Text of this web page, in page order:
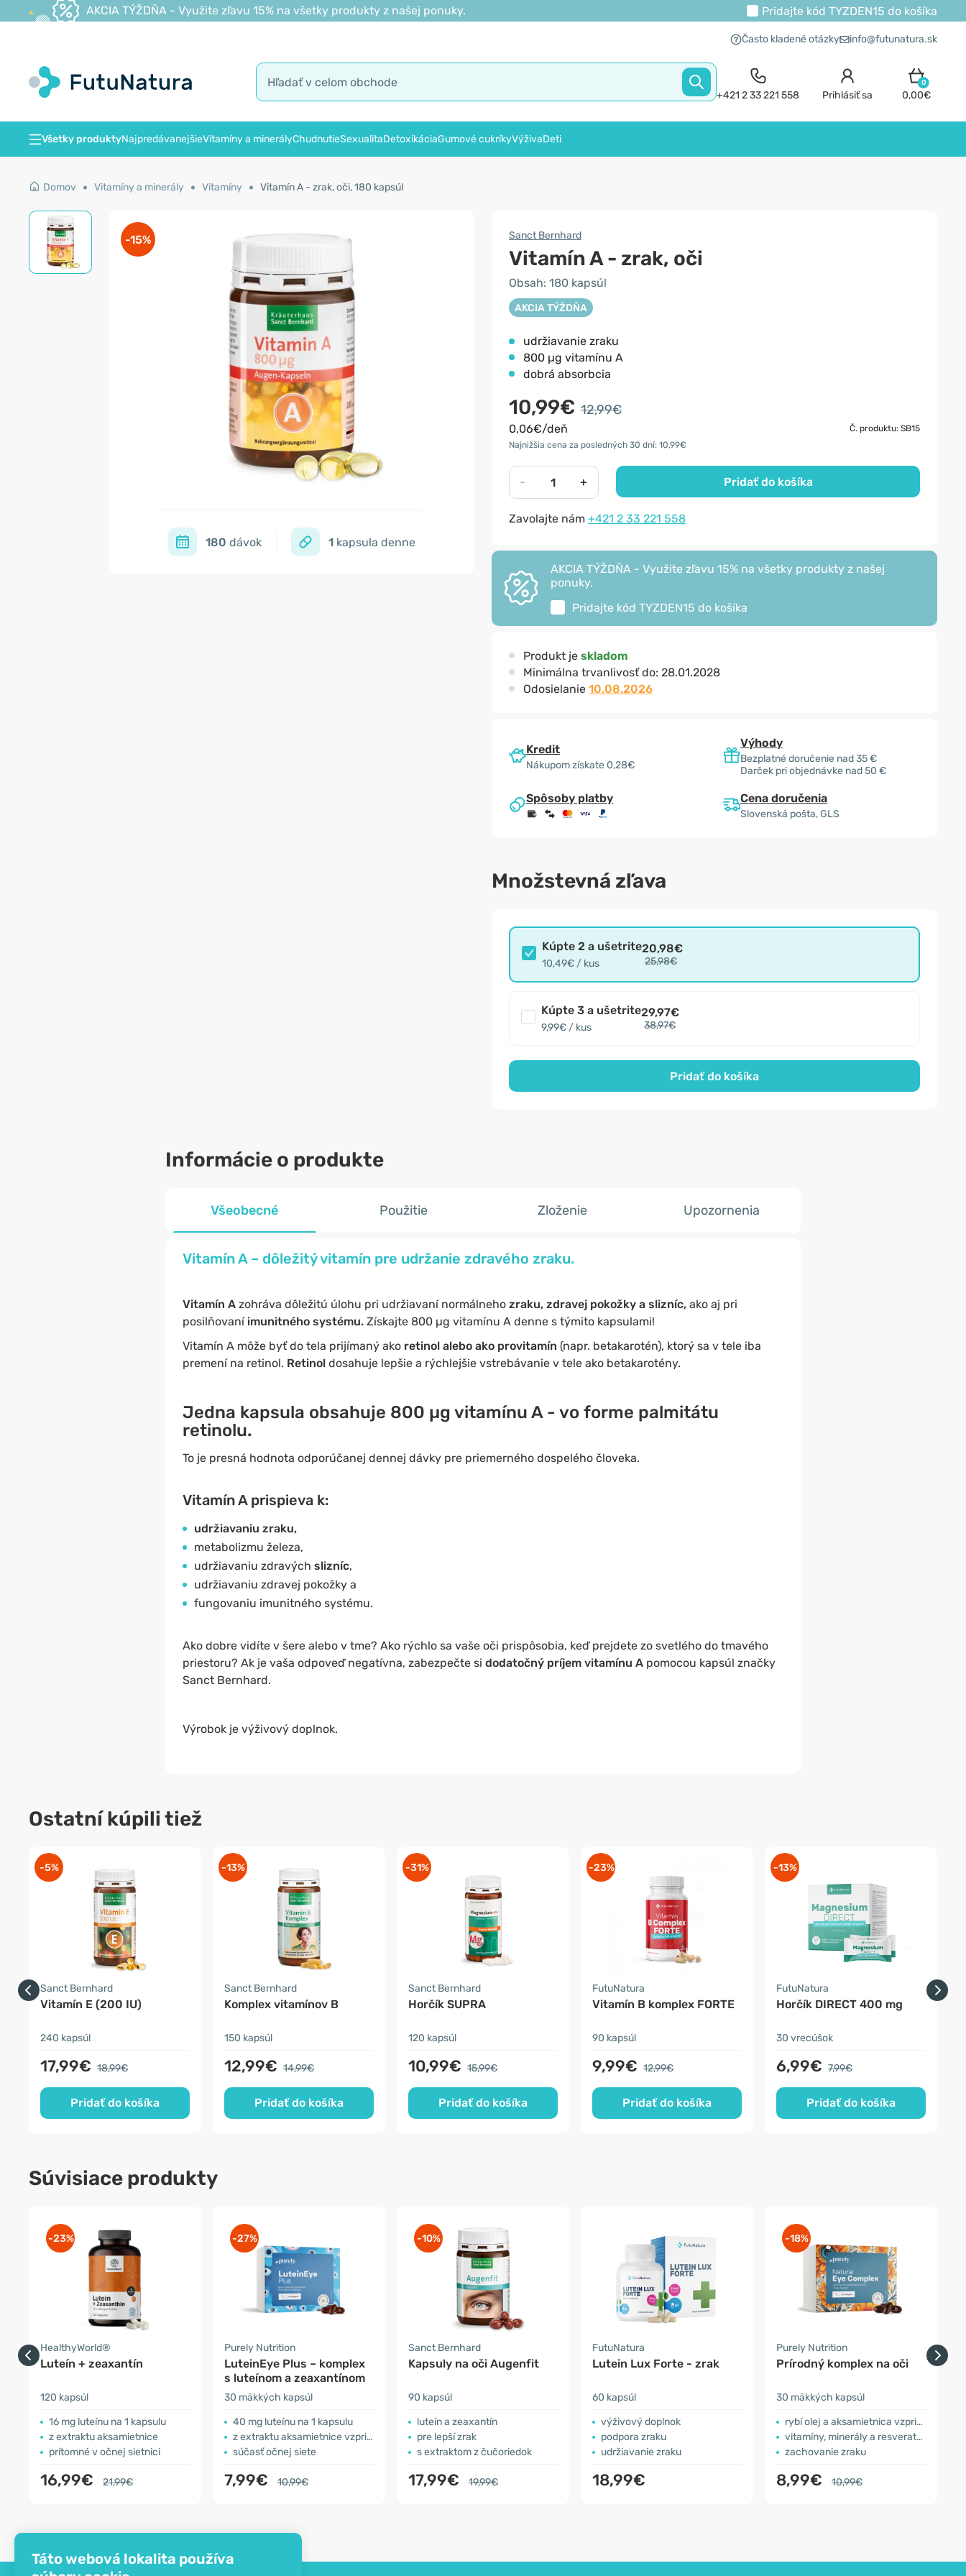
Táto webová lokalita používa
AKCIA TÝŽDŇA - Využite zľavu 15% na všetky produkty z našej ponuky. Pridajte kód TYZDEN15 do košíka
Často kladené otázky info@futunatura.sk
+421 2 33 221 558 Prihlásiť sa
0
0,00€
Všetky produktyNajpredávanejšieVitamíny a minerályChudnutieSexualitaDetoxikáciaGumové cukríkyVýživaDeti
Domov Vitamíny a minerály Vitamíny Vitamín A - zrak, oči, 180 kapsúl
-15%
180 dávok 1 kapsula denne
Sanct Bernhard
Vitamín A - zrak, oči
Obsah: 180 kapsúl
AKCIA TÝŽDŇA
udržiavanie zraku
800 µg vitamínu A
dobrá absorbcia
10,99€ 12,99€
0,06€/deň
Č. produktu: SB15
Najnižšia cena za posledných 30 dní: 10,99€
- + Pridať do košíka
Zavolajte nám +421 2 33 221 558
AKCIA TÝŽDŇA - Využite zľavu 15% na všetky produkty z našej
ponuky.
Pridajte kód TYZDEN15 do košíka
Produkt je skladom
Minimálna trvanlivosť do: 28.01.2028
Odosielanie 10.08.2026
Kredit
Nákupom získate 0,28€
Výhody
Bezplatné doručenie nad 35 €
Darček pri objednávke nad 50 €
Spôsoby platby Cena doručenia
Slovenská pošta, GLS
Množstevná zľava
Kúpte 2 a ušetrite
10,49€ / kus
20,98€
25,98€
Kúpte 3 a ušetrite
9,99€ / kus
29,97€
38,97€
Pridať do košíka
Informácie o produkte
Všeobecné Použitie Zloženie Upozornenia
Vitamín A – dôležitý vitamín pre udržanie zdravého zraku.
Vitamín A zohráva dôležitú úlohu pri udržiavaní normálnehozraku, zdravej pokožky a slizníc, ako aj pri
posilňovaníimunitného systému. Získajte 800 µg vitamínu A denne s týmito kapsulami!
Vitamín A môže byť do tela prijímaný ako retinol alebo ako provitamín (napr. betakarotén), ktorý sa v tele iba
premení na retinol. Retinol dosahuje lepšie a rýchlejšie vstrebávanie v tele ako betakarotény.
Jedna kapsula obsahuje 800 µg vitamínu A - vo forme palmitátu
retinolu.
To je presná hodnota odporúčanej dennej dávky pre priemerného dospelého človeka.
Vitamín A prispieva k:
udržiavaniu zraku,
metabolizmu železa,
udržiavaniu zdravých slizníc,
udržiavaniu zdravej pokožky a
fungovaniu imunitného systému.
Ako dobre vidíte v šere alebo v tme? Ako rýchlo sa vaše oči prispôsobia, keď prejdete zo svetlého do tmavého
priestoru? Ak je vaša odpoveď negatívna, zabezpečte si dodatočný príjem vitamínu Apomocou kapsúl značky
Sanct Bernhard.
Výrobok je výživový doplnok.
Ostatní kúpili tiež
-5%
Sanct Bernhard
Vitamín E (200 IU)
240 kapsúl
17,99€ 18,99€
Pridať do košíka
-13%
Sanct Bernhard
Komplex vitamínov B
150 kapsúl
12,99€ 14,99€
Pridať do košíka
-31%
Sanct Bernhard
Horčík SUPRA
120 kapsúl
10,99€ 15,99€
Pridať do košíka
-23%
FutuNatura
Vitamín B komplex FORTE
90 kapsúl
9,99€ 12,99€
Pridať do košíka
-13%
FutuNatura
Horčík DIRECT 400 mg
30 vrecúšok
6,99€ 7,99€
Pridať do košíka
Súvisiace produkty
-23%
HealthyWorld®
Luteín + zeaxantín
120 kapsúl
16 mg luteínu na 1 kapsulu
z extraktu aksamietnice
prítomné v očnej sietnici
16,99€ 21,99€
-27%
Purely Nutrition
LuteinEye Plus – komplex
s luteínom a zeaxantínom
30 mäkkých kapsúl
40 mg luteínu na 1 kapsulu
z extraktu aksamietnice vzpriamenej
súčasť očnej siete
7,99€ 10,99€
-10%
Sanct Bernhard
Kapsuly na oči Augenfit
90 kapsúl
luteín a zeaxantín
pre lepší zrak
s extraktom z čučoriedok
17,99€ 19,99€
FutuNatura
Lutein Lux Forte - zrak
60 kapsúl
​výživový doplnok
podpora zraku
udržiavanie zraku
18,99€
-18%
Purely Nutrition
Prírodný komplex na oči
30 mäkkých kapsúl
rybí olej a aksamietnica vzpriamená
vitamíny, minerály a resveratrol
zachovanie zraku
8,99€ 10,99€